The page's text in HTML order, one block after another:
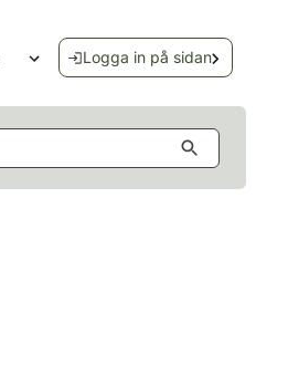
Öppna språkmenyn
Logga in på sidan